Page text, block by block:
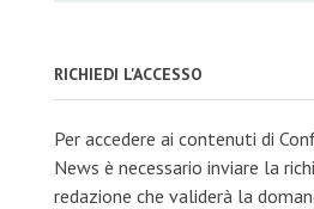
RICHIEDI L'ACCESSO
Per accedere ai contenuti di
News è necessario inviare la
redazione che validerà la